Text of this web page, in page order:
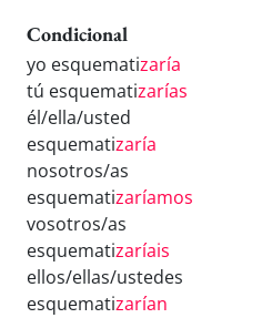
Condicional
yo esquematizaría
tú esquematizarías
él/ella/usted
esquematizaría
nosotros/as
esquematizaríamos
vosotros/as
esquematizaríais
ellos/ellas/ustedes
esquematizarían